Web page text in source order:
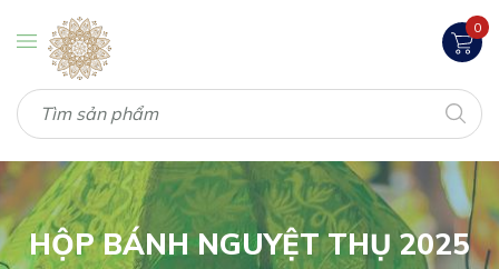
0
HỘP BÁNH NGUYỆT THỤ 2025